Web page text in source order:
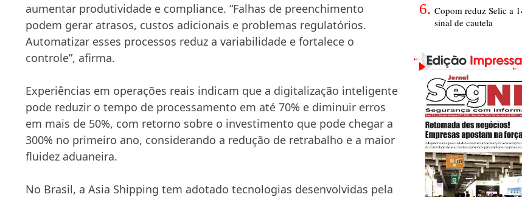
aumentar produtividade e compliance. “Falhas de preenchimento
podem gerar atrasos, custos adicionais e problemas regulatórios.
Automatizar esses processos reduz a variabilidade e fortalece o
controle”, afirma.
Experiências em operações reais indicam que a digitalização inteligente
pode reduzir o tempo de processamento em até 70% e diminuir erros
em mais de 50%, com retorno sobre o investimento que pode chegar a
300% no primeiro ano, considerando a redução de retrabalho e a maior
fluidez aduaneira.
No Brasil, a Asia Shipping tem adotado tecnologias desenvolvidas pela
Copom reduz Selic a
sinal de cautela